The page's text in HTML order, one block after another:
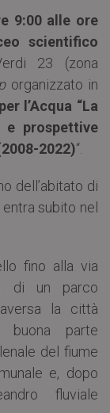
9:00 alle ore
scientifico
23 (zona
organizzato in
l’Acqua “La
e prospettive
2022)“.
dell’abitato di
subito nel
fino alla via
di un parco
la città
buona parte
del fiume
e, dopo
fluviale